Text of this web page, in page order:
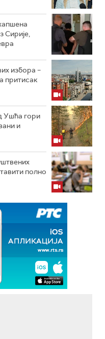
Сирије,
избора –
притисак
Ушћа гори
и
полно